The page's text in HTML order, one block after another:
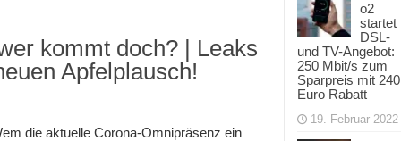
kommt doch? | Leaks
Apfelplausch!
die aktuelle Corona-Omnipräsenz ein
o2
startet
DSL-
und TV-Angebot:
250 Mbit/s zum
Sparpreis mit 240
Euro Rabatt
19. Februar 2022